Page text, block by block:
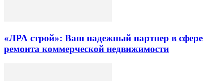
«ЛРА строй»: Ваш надежный партнер в сфере
ремонта коммерческой недвижимости